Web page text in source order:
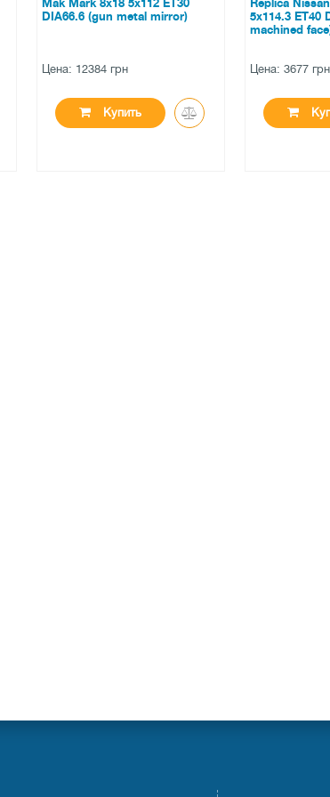
Mak Mark 8x18 5x112 ET30
DIA66.6 (gun metal mirror)
Цена: 12384 грн
Купить
Replica
5x114.3 ET40
machined
Цена: 3677 грн